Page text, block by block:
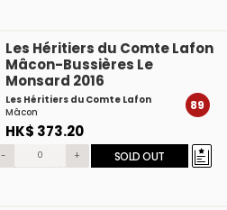
Les Héritiers du Comte Lafon
Mâcon-Bussières Le
Monsard 2016
Les Héritiers du Comte Lafon
Mâcon
HK$ 373.20
89
- + SOLD OUT